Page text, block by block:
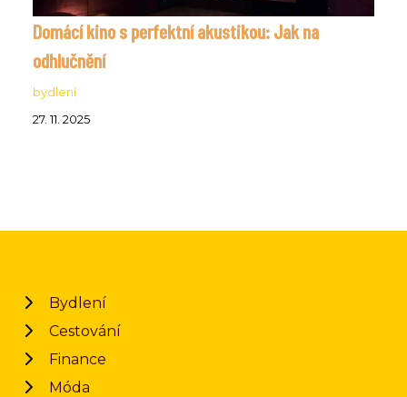
Domácí kino s perfektní akustikou: Jak na
odhlučnění
bydlení
27. 11. 2025
Bydlení
Cestování
Finance
Móda